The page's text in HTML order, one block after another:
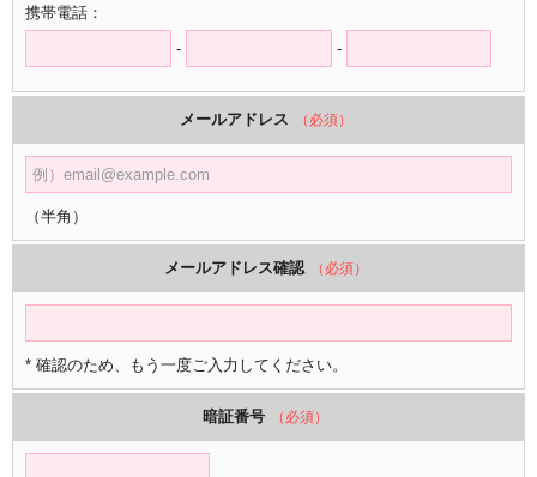
携帯電話：
-
-
メールアドレス （必須）
（半角）
メールアドレス確認 （必須）
* 確認のため、もう一度ご入力してください。
暗証番号 （必須）